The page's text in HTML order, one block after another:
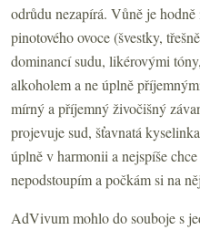
odrůdu nezapírá. Vůně je
pinotového ovoce (švestky,
dominancí sudu, likérovými
alkoholem a ne úplně
mírný a příjemný živočišný
projevuje sud, šťavnatá
úplně v harmonii a nejspíše
nepodstoupím a počkám si na
AdVivum mohlo do souboje s